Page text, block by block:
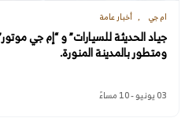
ام جي أخبار عامة
جياد الحديثة للسيارات” و “إم جي
ومتطور بالمدينة المنورة.
03 يونيو - 10 مساءً